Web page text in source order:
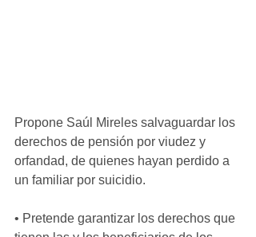
Propone Saúl Mireles salvaguardar los
derechos de pensión por viudez y
orfandad, de quienes hayan perdido a
un familiar por suicidio.
• Pretende garantizar los derechos que